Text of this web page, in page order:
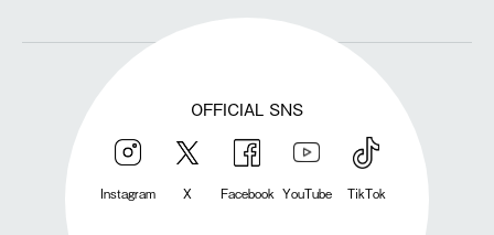
OFFICIAL SNS
Instagram X Facebook YouTube TikTok